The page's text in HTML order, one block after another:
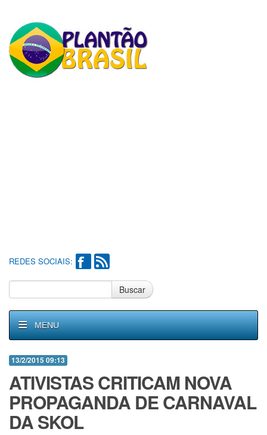
REDES SOCIAIS:
Buscar
MENU
13/2/2015 09:13
ATIVISTAS CRITICAM NOVA
PROPAGANDA DE CARNAVAL
DA SKOL